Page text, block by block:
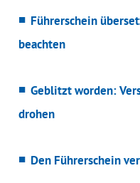
Führerschein
beachten
Geblitzt worden:
drohen
Den Führerschein